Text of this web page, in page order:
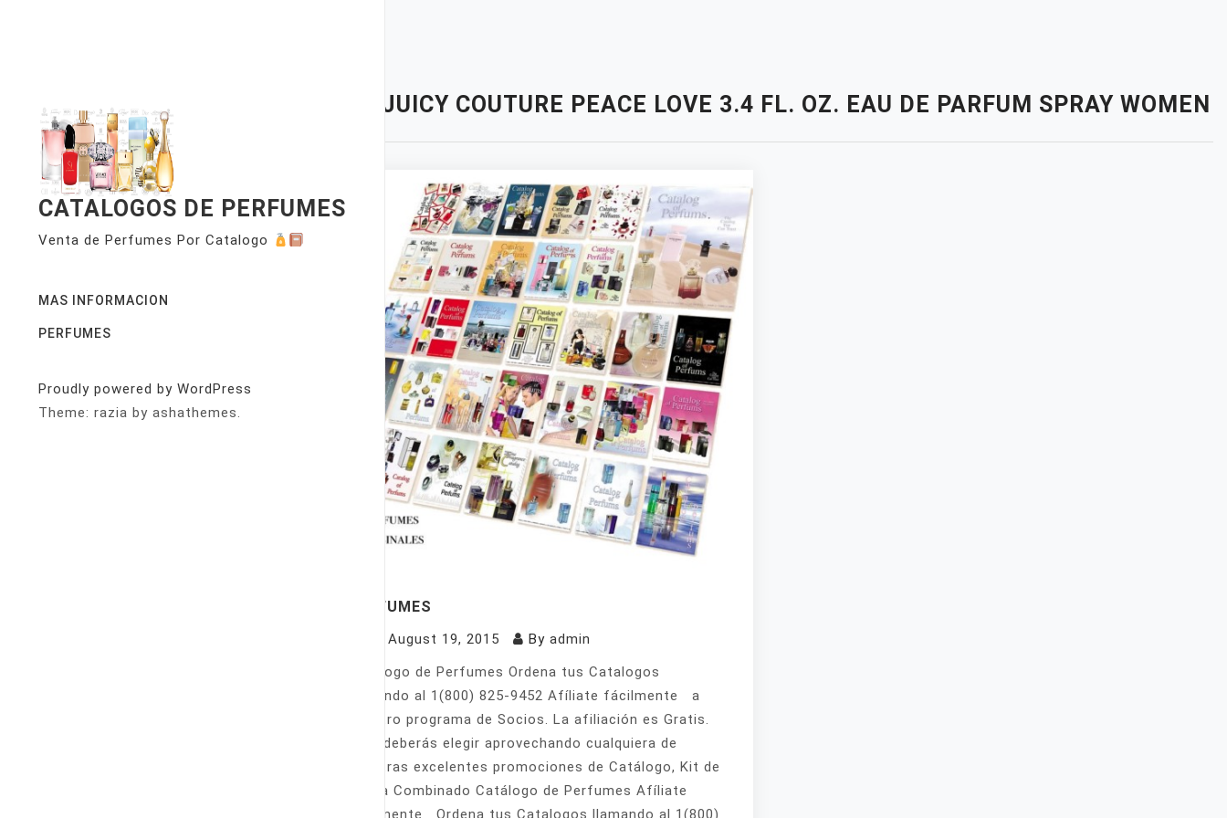
CATALOGOS DE PERFUMES
Venta de Perfumes Por Catalogo
MAS INFORMACION
PERFUMES
Proudly powered by WordPress
Theme: razia by ashathemes.
JUICY COUTURE PEACE LOVE 3.4 FL. OZ. EAU DE PARFUM SPRAY WOMEN
PERFUMES
August 19, 2015 By admin
Catálogo de Perfumes Ordena tus Catalogos
llamando al 1(800) 825-9452 Afíliate fácilmente a
nuestro programa de Socios. La afiliación es Gratis.
Sólo deberás elegir aprovechando cualquiera de
nuestras excelentes promociones de Catálogo, Kit de
Venta Combinado Catálogo de Perfumes Afíliate
fácilmente Ordena tus Catalogos llamando al 1(800)